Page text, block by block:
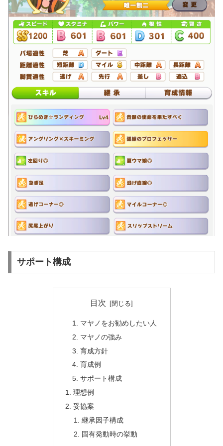
サポート構成
目次
マヤノをお勧めしたい人
マヤノの強み
育成方針
育成例
サポート構成
理想例
妥協案
継承因子構成
固有発動時の挙動